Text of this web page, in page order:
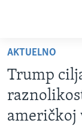
glavni
sadržaj
na
glavnu
FOTOGRAFIJE
AKTUELNO
Trump
američkoj